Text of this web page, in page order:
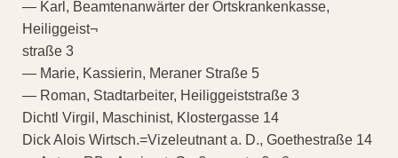
— Karl, Beamtenanwärter der Ortskrankenkasse,
Heiliggeist¬
straße 3
— Marie, Kassierin, Meraner Straße 5
— Roman, Stadtarbeiter, Heiliggeiststraße 3
Dichtl Virgil, Maschinist, Klostergasse 14
Dick Alois Wirtsch.=Vizeleutnant a. D., Goethestraße 14